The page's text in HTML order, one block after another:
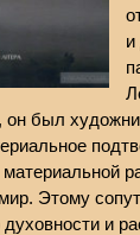
и
он был
Этому
и